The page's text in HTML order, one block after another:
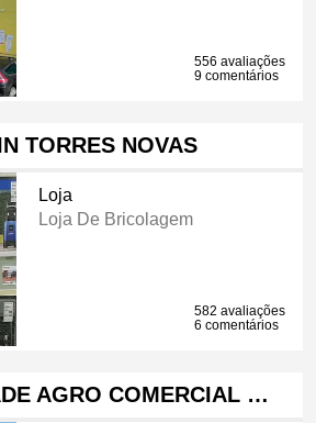
556 avaliações
9 comentários
TORRES NOVAS
Loja
Loja De Bricolagem
582 avaliações
6 comentários
AGRO COMERCIAL …